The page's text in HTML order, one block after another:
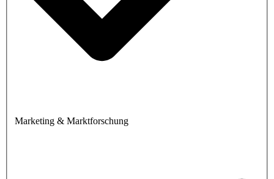
Marketing & Marktforschung